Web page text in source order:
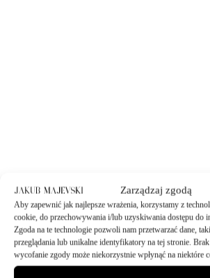
Zarządzaj zgodą
Aby zapewnić jak najlepsze wrażenia, korzystamy z
cookie, do przechowywania i/lub uzyskiwania dostępu do
Zgoda na te technologie pozwoli nam przetwarzać dane,
przeglądania lub unikalne identyfikatory na tej stronie.
wycofanie zgody może niekorzystnie wpłynąć na niektóre